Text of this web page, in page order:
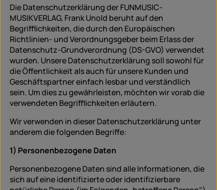
Die Datenschutzerklärung der FUNMUSIC-
MUSIKVERLAG, Frank Unold beruht auf den
Begrifflichkeiten, die durch den Europäischen
Richtlinien- und Verordnungsgeber beim Erlass der
Datenschutz-Grundverordnung (DS-GVO) verwendet
wurden. Unsere Datenschutzerklärung soll sowohl für
die Öffentlichkeit als auch für unsere Kunden und
Geschäftspartner einfach lesbar und verständlich
sein. Um dies zu gewährleisten, möchten wir vorab die
verwendeten Begrifflichkeiten erläutern.
Wir verwenden in dieser Datenschutzerklärung unter
anderem die folgenden Begriffe:
1) Personenbezogene Daten
Personenbezogene Daten sind alle Informationen, die
sich auf eine identifizierte oder identifizierbare